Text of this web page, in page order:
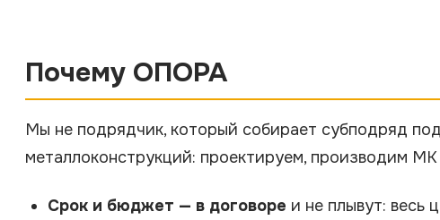
Почему ОПОРА
Мы не подрядчик, который собирает субподряд
металлоконструкций: проектируем, производим
Срок и бюджет — в договоре и не плывут: весь